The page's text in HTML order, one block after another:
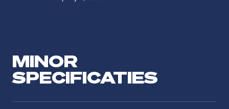
Onder welke categorie valt de opleiding Kracht van
De opleiding Kracht van het klooster valt onder Minors.
MINOR
SPECIFICATIES